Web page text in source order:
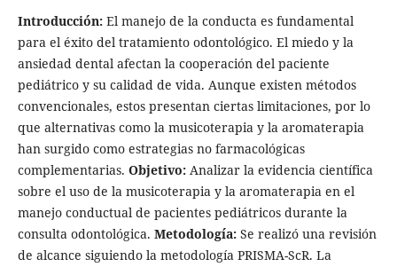
Introducción:El manejo de la conducta es fundamental
para el éxito del tratamiento odontológico. El miedo y la
ansiedad dental afectan la cooperación del paciente
pediátrico y su calidad de vida. Aunque existen métodos
convencionales, estos presentan ciertas limitaciones, por lo
que alternativas como la musicoterapia y la aromaterapia
han surgido como estrategias no farmacológicas
complementarias. Objetivo:Analizar la evidencia científica
sobre el uso de la musicoterapia y la aromaterapia en el
manejo conductual de pacientes pediátricos durante la
consulta odontológica. Metodología:Se realizó una revisión
de alcance siguiendo la metodología PRISMA-ScR. La